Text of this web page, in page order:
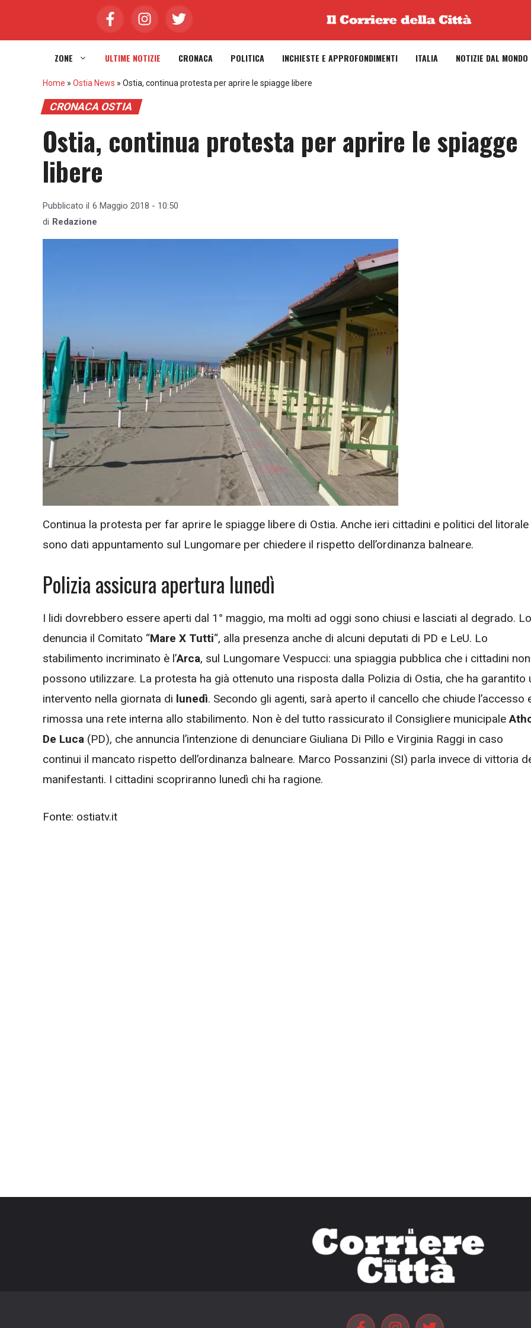
ZONE ULTIME NOTIZIE CRONACA POLITICA INCHIESTE E APPROFONDIMENTI ITALIA NOTIZIE DAL MONDO
Home » Ostia News » Ostia, continua protesta per aprire le spiagge libere
CRONACA OSTIA
Ostia, continua protesta per aprire le spiagge
libere
Pubblicato il 6 Maggio 2018 - 10:50
di Redazione
Continua la protesta per far aprire le spiagge libere di Ostia. Anche ieri cittadini e politici del litorale
sono dati appuntamento sul Lungomare per chiedere il rispetto dell’ordinanza balneare.
Polizia assicura apertura lunedì
I lidi dovrebbero essere aperti dal 1° maggio, ma molti ad oggi sono chiusi e lasciati al degrado. Lo
denuncia il Comitato “Mare X Tutti“, alla presenza anche di alcuni deputati di PD e LeU. Lo
stabilimento incriminato è l’Arca, sul Lungomare Vespucci: una spiaggia pubblica che i cittadini non
possono utilizzare. La protesta ha già ottenuto una risposta dalla Polizia di Ostia, che ha garantito
intervento nella giornata di lunedì. Secondo gli agenti, sarà aperto il cancello che chiude l’accesso
rimossa una rete interna allo stabilimento. Non è del tutto rassicurato il Consigliere municipale
De Luca (PD), che annuncia l’intenzione di denunciare Giuliana Di Pillo e Virginia Raggi in caso
continui il mancato rispetto dell’ordinanza balneare. Marco Possanzini (SI) parla invece di vittoria
manifestanti. I cittadini scopriranno lunedì chi ha ragione.
Fonte: ostiatv.it